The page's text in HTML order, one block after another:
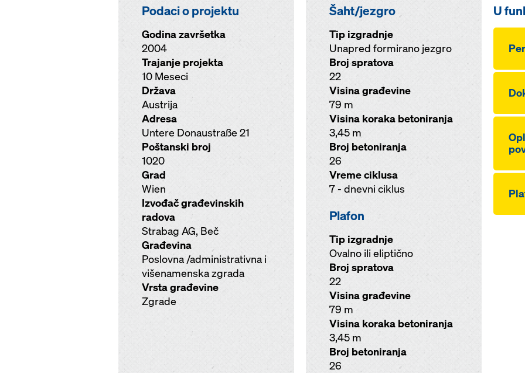
Podaci o projektu
Godina završetka
2004
Trajanje projekta
10 Meseci
Država
Austrija
Adresa
Untere Donaustraße 21
Poštanski broj
1020
Grad
Wien
Izvođač građevinskih
radova
Strabag AG, Beč
Građevina
Poslovna /administrativna i
višenamenska zgrada
Vrsta građevine
Zgrade
Šaht/jezgro
Tip izgradnje
Unapred formirano jezgro
Broj spratova
22
Visina građevine
79 m
Visina koraka betoniranja
3,45 m
Broj betoniranja
26
Vreme ciklusa
7 - dnevni ciklus
Plafon
Tip izgradnje
Ovalno ili eliptično
Broj spratova
22
Visina građevine
79 m
Visina koraka betoniranja
3,45 m
Broj betoniranja
26
U